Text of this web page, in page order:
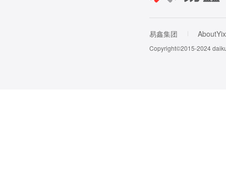
易鑫集团
Copyright©2015-2024